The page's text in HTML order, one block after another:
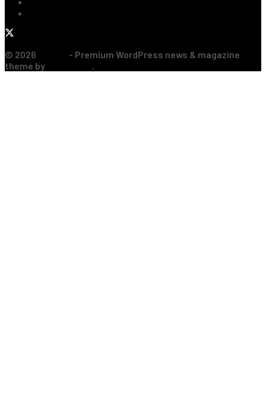
© 2026
- Premium WordPress news & magazine
theme by
.